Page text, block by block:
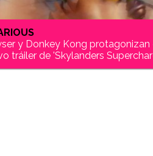
y Donkey Kong protagonizan
tráiler de 'Skylanders